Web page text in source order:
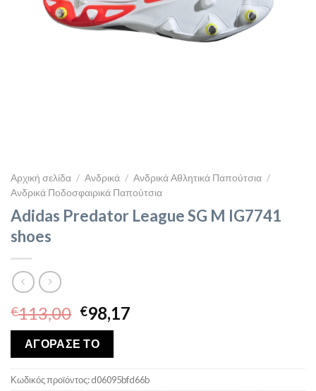
Αρχική σελίδα / Ανδρικά / Ανδρικά Αθλητικά Παπούτσια /
Ανδρικά Ποδοσφαιρικά Παπούτσια
Adidas Predator League SG M IG7741
shoes
€113,00 Original
price
was:
€113,00.
€98,17
€98,17.
ΑΓΟΡΑΣΕ ΤΟ
Κωδικός προϊόντος:d06095bfd66b